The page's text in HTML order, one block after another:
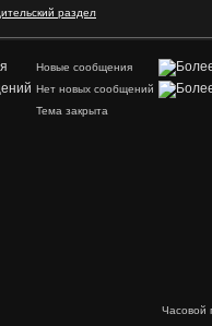
раздел
Новые сообщения
Нет новых сообщений
Тема закрыта
Часовой